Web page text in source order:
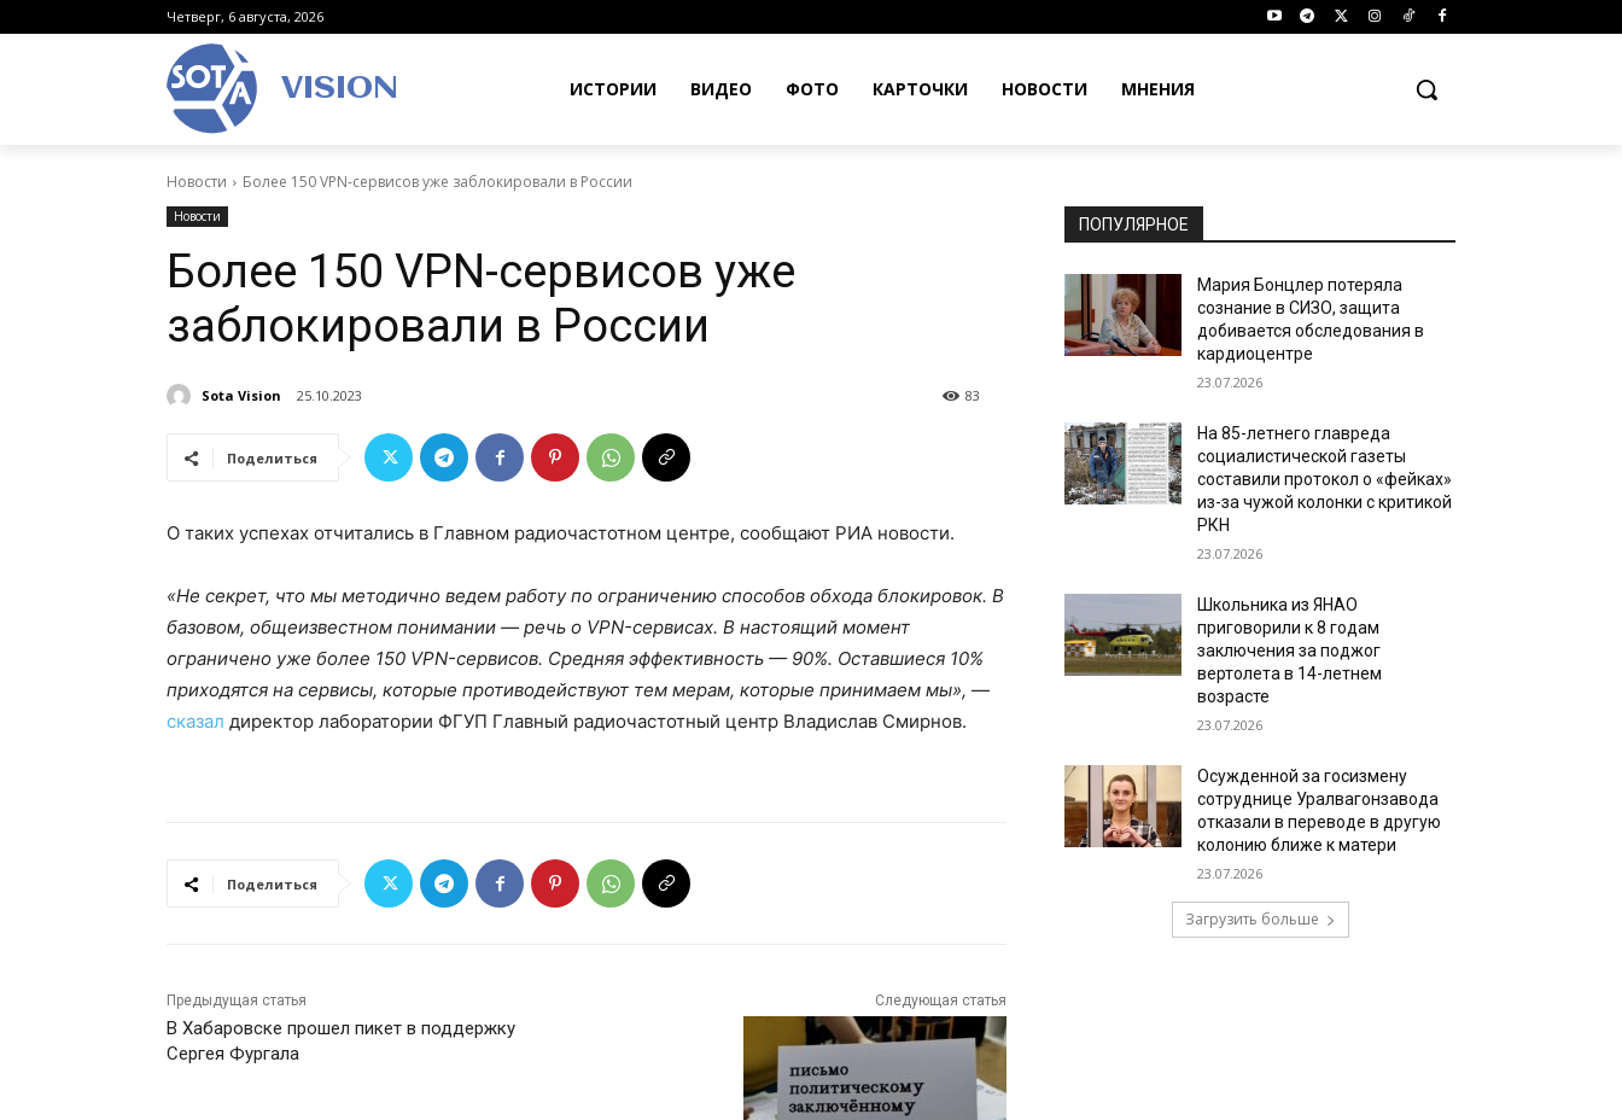
Четверг, 6 августа, 2026
VISION ИСТОРИИ ВИДЕО ФОТО КАРТОЧКИ НОВОСТИ МНЕНИЯ
Новости Более 150 VPN-сервисов уже заблокировали в России
Новости
Более 150 VPN-сервисов уже
заблокировали в России
Sota Vision 25.10.2023 83
Поделиться
О таких успехах отчитались в Главном радиочастотном центре, сообщают РИА новости.
«Не секрет, что мы методично ведем работу по ограничению способов обхода блокировок. В
базовом, общеизвестном понимании — речь о VPN-сервисах. В настоящий момент
ограничено уже более 150 VPN-сервисов. Средняя эффективность — 90%. Оставшиеся 10%
приходятся на сервисы, которые противодействуют тем мерам, которые принимаем мы», —
сказал директор лаборатории ФГУП Главный радиочастотный центр Владислав Смирнов.
Поделиться
Предыдущая статья
В Хабаровске прошел пикет в поддержку
Сергея Фургала
Следующая статья
ПОПУЛЯРНОЕ
Мария Бонцлер потеряла
сознание в СИЗО, защита
добивается обследования в
кардиоцентре
23.07.2026
На 85-летнего главреда
социалистической газеты
составили протокол о «фейках»
из-за чужой колонки с критикой
РКН
23.07.2026
Школьника из ЯНАО
приговорили к 8 годам
заключения за поджог
вертолета в 14-летнем
возрасте
23.07.2026
Осужденной за госизмену
сотруднице Уралвагонзавода
отказали в переводе в другую
колонию ближе к матери
23.07.2026
Загрузить больше